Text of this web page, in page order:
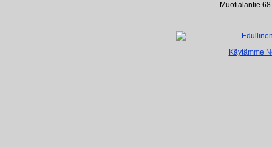
Muotialantie
Käytämme